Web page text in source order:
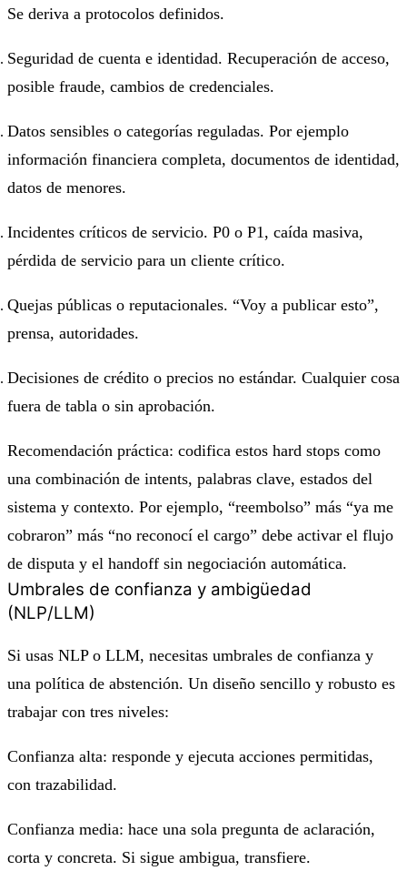
Se deriva a protocolos definidos.
Seguridad de cuenta e identidad. Recuperación de acceso,
posible fraude, cambios de credenciales.
Datos sensibles o categorías reguladas. Por ejemplo
información financiera completa, documentos de identidad,
datos de menores.
Incidentes críticos de servicio. P0 o P1, caída masiva,
pérdida de servicio para un cliente crítico.
Quejas públicas o reputacionales. “Voy a publicar esto”,
prensa, autoridades.
Decisiones de crédito o precios no estándar. Cualquier cosa
fuera de tabla o sin aprobación.
Recomendación práctica: codifica estos hard stops como
una combinación de intents, palabras clave, estados del
sistema y contexto. Por ejemplo, “reembolso” más “ya me
cobraron” más “no reconocí el cargo” debe activar el flujo
de disputa y el handoff sin negociación automática.
Umbrales de confianza y ambigüedad
(NLP/LLM)
Si usas NLP o LLM, necesitas umbrales de confianza y
una política de abstención. Un diseño sencillo y robusto es
trabajar con tres niveles:
Confianza alta: responde y ejecuta acciones permitidas,
con trazabilidad.
Confianza media: hace una sola pregunta de aclaración,
corta y concreta. Si sigue ambigua, transfiere.